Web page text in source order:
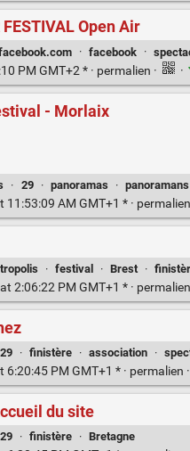
FESTIVAL Open Air
· facebook ·
PM GMT+2 * · permalien · ·
- Morlaix
· 29 · panoramas · panoramans
AM GMT+1 * · permalien
· festival · Brest ·
2:06:22 PM GMT+1 * · permalien
29 · finistère · association ·
PM GMT+1 * · permalien ·
du site
29 · finistère · Bretagne